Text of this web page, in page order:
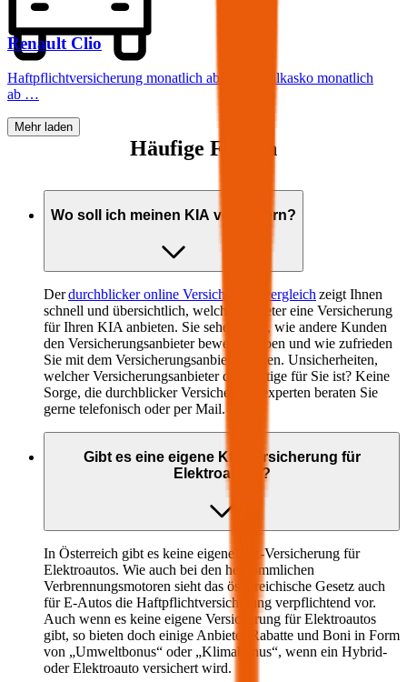
Renault Clio
Haftpflichtversicherung monatlich ab
Vollkasko monatlich
ab …
Mehr laden
Häufige Fragen
Wo soll ich meinen KIA versichern?
Derdurchblicker online Versicherungsvergleichzeigt Ihnen
schnell und übersichtlich, welche Anbieter eine Versicherung
für Ihren KIAanbieten. Sie sehen auch, wie andere Kunden
den Versicherungsanbieter bewertet haben und wie zufrieden
Sie mit dem Versicherungsanbieter waren. Unsicherheiten,
welcher Versicherungsanbieter der richtige für Sie ist? Keine
Sorge, die durchblicker Versicherungsexperten beraten Sie
gerne telefonisch oder per Mail.
Gibt es eine eigene Kfz-Versicherung für
Elektroautos?
In Österreich gibt es keine eigene Kfz-Versicherung für
Elektroautos. Wie auch bei den herkömmlichen
Verbrennungsmotoren sieht das österreichische Gesetz auch
für E-Autos die Haftpflichtversicherung verpflichtend vor.
Auch wenn es keine eigene Versicherung für Elektroautos
gibt, so bieten doch einige Anbieter Rabatte und Boni in Form
von „Umweltbonus“ oder „Klimabonus“, wenn ein Hybrid-
oder Elektroauto versichert wird.